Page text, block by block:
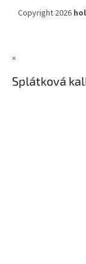
Copyright 2026
×
Splátková